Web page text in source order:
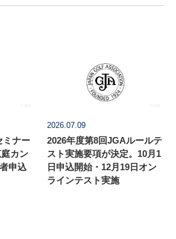
ミナー
庭カン
申込
2026.07.09
2026年度第8回JGAルールテ
スト実施要項が決定。10月1
日申込開始・12月19日オン
ラインテスト実施